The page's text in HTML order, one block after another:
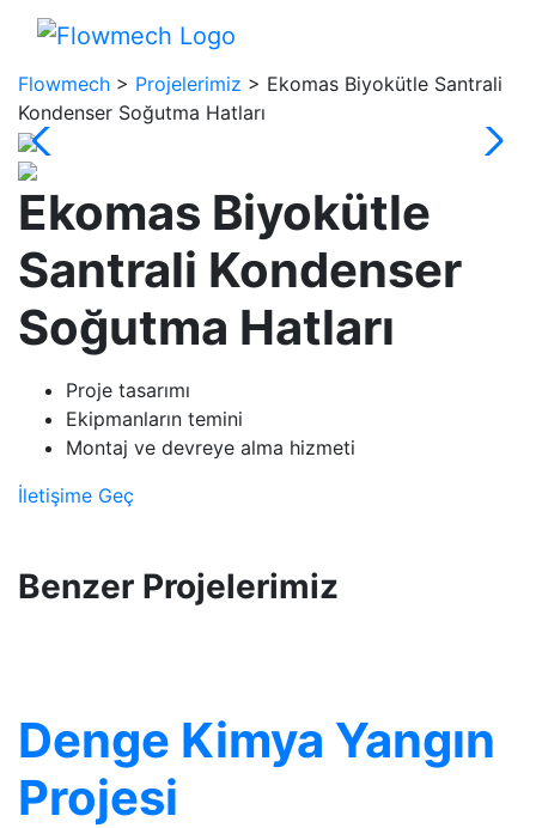
Flowmech > Projelerimiz > Ekomas Biyokütle Santrali
Kondenser Soğutma Hatları
Ekomas Biyokütle
Santrali Kondenser
Soğutma Hatları
Proje tasarımı
Ekipmanların temini
Montaj ve devreye alma hizmeti
İletişime Geç
Benzer Projelerimiz
Denge Kimya Yangın
Projesi